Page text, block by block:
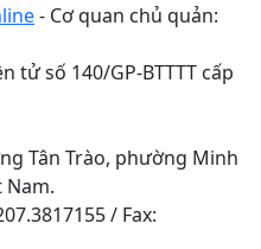
- Cơ quan chủ quản:
tử số 140/GP-BTTTT cấp
Tân Trào, phường Minh
Nam.
/ Fax: